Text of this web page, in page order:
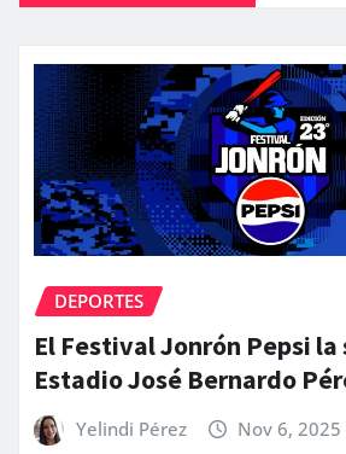
DEPORTES
El Festival Jonrón Pepsi la
Estadio José Bernardo
Yelindi Pérez Nov 6, 2025